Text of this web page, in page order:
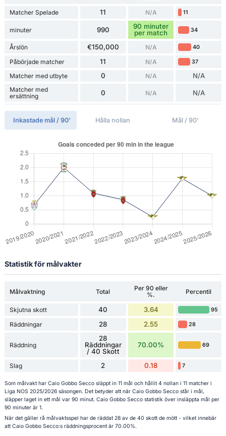
Matcher Spelade 11 N/A 11
minuter 990
90 minuter
per match
34
Årslön €150,000 N/A 40
Påbörjade matcher 11 N/A 37
Matcher med utbyte 0 N/A N/A
Matcher med
ersättning
0 N/A N/A
Inkastade mål / 90' Hålla nollan Mål / 90'
Statistik för målvakter
Målvaktning Total
Per 90 eller
%.
Percentil
Skjutna skott 40 3.64 95
Räddningar 28 2.55 28
Räddning
28
Räddningar
/ 40 Skott
70.00% 69
Slag 2 0.18 7
Som målvakt har Caio Gobbo Secco släppt in 11 mål och hållit 4 nollan i 11 matcher i
Liga NOS 2025/2026 säsongen. Det betyder att när Caio Gobbo Secco står i mål,
släpper laget in ett mål var 90 minut. Caio Gobbo Secco statistik över insläppta mål per
90 minuter är 1.
När det gäller rå målvaktsspel har de räddat 28 av de 40 skott de mött - vilket innebär
att Caio Gobbo Secco:s räddningsprocent är 70.00%.